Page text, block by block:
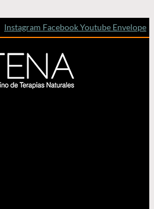
Instagram FacebookYoutube Envelope